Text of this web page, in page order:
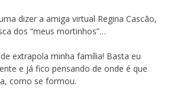
dizer a amiga virtual Regina Cascão,
dos “meus mortinhos”…
extrapola minha família! Basta eu
e já fico pensando de onde é que
como se formou.